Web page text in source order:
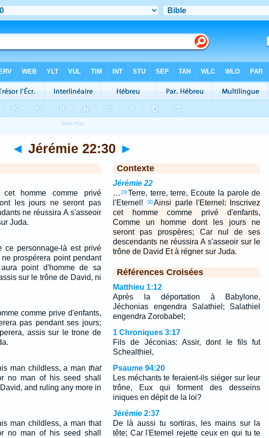
◄ Jérémie 22:30 ►
homme comme privé
les jours ne seront pas
ne réussira A s'asseoir
Juda.
personnage-là est privé
prospérera point pendant
point d'homme de sa
sur le trône de David, ni
comme prive d'enfants,
pas pendant ses jours;
assis sur le trone de
man childless, a man that
no man of his seed shall
and ruling any more in
man childless, a man that
no man of his seed shall
Contexte
Jérémie 22
… 29Terre, terre, terre, Ecoute la parole de
l'Eternel!
30Ainsi parle l'Eternel: Inscrivez
cet homme comme privé d'enfants,
Comme un homme dont les jours ne
seront pas prospères; Car nul de ses
descendants ne réussira A s'asseoir sur le
trône de David Et à régner sur Juda.
Références Croisées
Matthieu 1:12
Après la déportation à Babylone,
Jéchonias engendra Salathiel; Salathiel
engendra Zorobabel;
1 Chroniques 3:17
Fils de Jéconias: Assir, dont le fils fut
Schealthiel,
Psaume 94:20
Les méchants te feraient-ils siéger sur leur
trône, Eux qui forment des desseins
iniques en dépit de la loi?
Jérémie 2:37
De là aussi tu sortiras, les mains sur la
tête; Car l'Eternel rejette ceux en qui tu te